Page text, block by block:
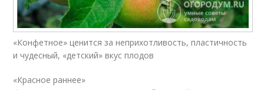
«Конфетное» ценится за неприхотливость, пластичность
и чудесный, «детский» вкус плодов
«Красное раннее»